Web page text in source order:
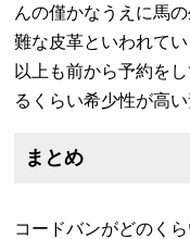
んの僅かなうえに馬
難な皮革といわれて
以上も前から予約を
るくらい希少性が高い
まとめ
コードバンがどのく